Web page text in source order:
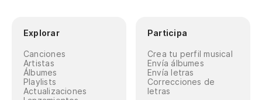
Explorar
Canciones
Artistas
Álbumes
Playlists
Actualizaciones
Participa
Crea tu perfil musical
Envía álbumes
Envía letras
Correcciones de
letras